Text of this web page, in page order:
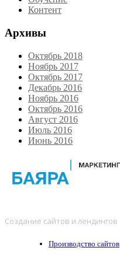
Контент
Архивы
Октябрь 2018
Ноябрь 2017
Октябрь 2017
Декабрь 2016
Ноябрь 2016
Октябрь 2016
Август 2016
Июль 2016
Июнь 2016
Создание сайтов и лендингов
Производство сайтов